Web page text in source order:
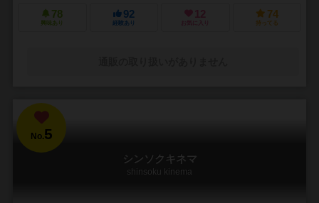
78
興味あり
92
経験あり
12
お気に入り
74
持ってる
No.5
シンソクキネマ
shinsoku kinema